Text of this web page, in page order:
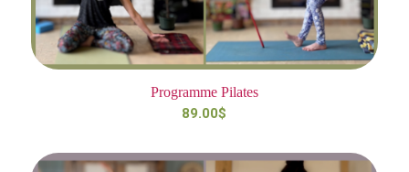
Programme Pilates
89.00$